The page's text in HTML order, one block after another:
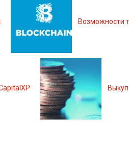
Возможности